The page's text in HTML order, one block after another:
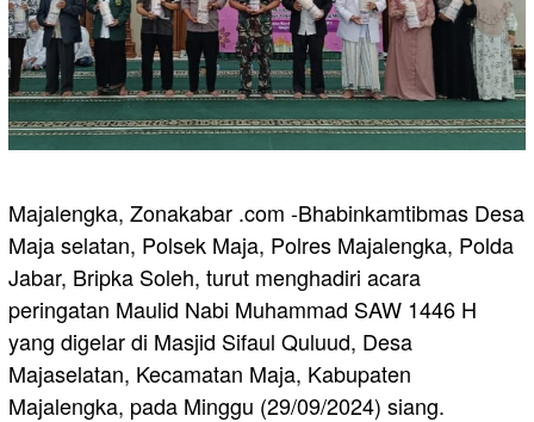
Majalengka, Zonakabar .com -Bhabinkamtibmas Desa
Maja selatan, Polsek Maja, Polres Majalengka, Polda
Jabar, Bripka Soleh, turut menghadiri acara
peringatan Maulid Nabi Muhammad SAW 1446 H
yang digelar di Masjid Sifaul Quluud, Desa
Majaselatan, Kecamatan Maja, Kabupaten
Majalengka, pada Minggu (29/09/2024) siang.